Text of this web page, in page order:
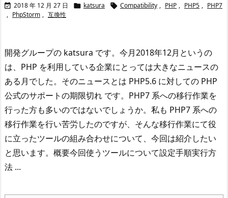
 2018 年 12 月 27 日  katsura  Compatibility , PHP , PHP5 , PHP7
, PhpStorm , 互換性
開発グループの katsura です。 今月2018年12月というの
は、PHP を利用している企業にとっては大きなニュースの
ある月でした。そのニュースとは PHP5.6 に対しての PHP
公式のサポートの期限切れ です。PHP7 系への移行作業を
行った方も多いのではないでしょうか。私も PHP7 系への
移行作業を行い苦労したのですが、そんな移行作業にて役
に立ったツールの組み合わせについて、今回は紹介したい
と思います。 概要今回使うツールについて設定手順実行方
法 ...